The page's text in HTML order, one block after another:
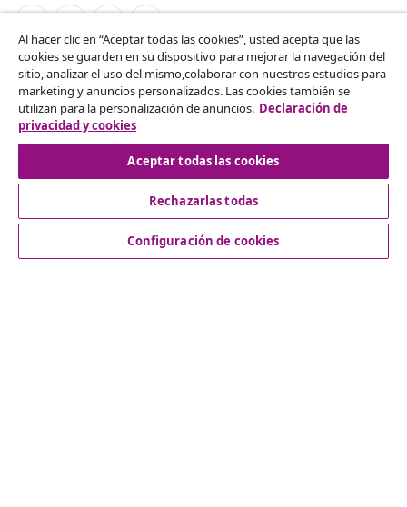
Desistir del contrato
Solicita la cancelación de tu pedido.
Desistir del contrato
Servicio al Cliente
Al hacer clic en “Aceptar todas las cookies”, usted acepta que las
cookies se guarden en su dispositivo para mejorar la navegación del
sitio, analizar el uso del mismo,colaborar con nuestros estudios para
marketing y anuncios personalizados. Las cookies también se
utilizan para la personalización de anuncios. Declaración de
privacidad y cookies
Aceptar todas las cookies
Rechazarlas todas
Configuración de cookies